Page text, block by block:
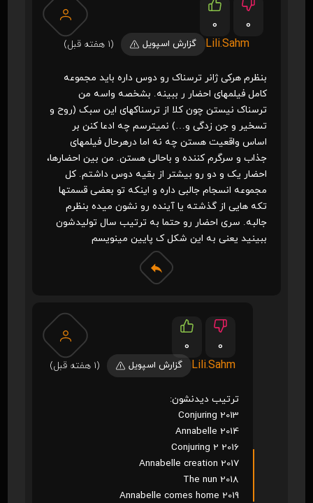
0
0
Lili.Sahm
گزارش اسپویل (1 هفته قبل)
بنظرم هرکی ژانر ترسناک رو دوس داره باید مجموعه
کامل فیلمهای احضار ر ببینه. بشخصه واسه من
ترسناک نیستن چون کلا از ترسناکهای این سبک (روح و
تسخیر و جن زدگی و…) نمیترسم چه ادعا کنن بر
اساس واقعیت هستن چه نه اما درهرحال فیلمهای
جذاب و سرگرم کننده و باحالی هستن. من بین احضارها،
احضار یک و دو رو بیشتر از بقیه دوس داشتم. کل
مجموعه انسجام جالبی داره و اینکه تو بعضی قسمتها
تکه هایی از گذشته یا آینده رو نشون میده بنظرم
جالبه. سری احضار رو حتما به ترتیب سال تولیدشون
ببینید یعنی به این شکل ک پایین مینویسم
0
0
Lili.Sahm
گزارش اسپویل (1 هفته قبل)
ترتیب دیدنشون:
Conjuring 2013
Annabelle 2014
Conjuring 2 2016
Annabelle creation 2017
The nun 2018
Annabelle comes home 2019